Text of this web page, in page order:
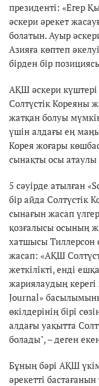
президенті: «Егер
әскери әрекет
болатын. Ауыр
Азияға көптеп
бірден бір
АҚШ әскери
Солтүстік Кореяны
жатқан болуы
үшін алдағы ең
Корея жоғары
сынақты осы атаулы
5 сәуірде атылған
бір айда Солтүстік
сынағын жасап
қозғалысы осының
хатшысы Тиллерсон
жасап: «АҚШ
жеткілікті, енді
жариялаудың
Journal»
өкілдерінің бірі
алдағы уақытта
болады", – деген
Бұның бәрі АҚШ
әрекетті